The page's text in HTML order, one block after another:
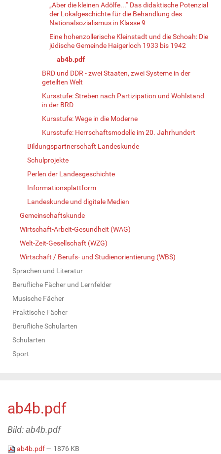
„Aber die kleinen Adölfe...“ Das didaktische Potenzial
der Lokalgeschichte für die Behandlung des
Nationalsozialismus in Klasse 9
Eine hohenzollerische Kleinstadt und die Schoah: Die
jüdische Gemeinde Haigerloch 1933 bis 1942
ab4b.pdf
BRD und DDR - zwei Staaten, zwei Systeme in der
geteilten Welt
Kursstufe: Streben nach Partizipation und Wohlstand
in der BRD
Kursstufe: Wege in die Moderne
Kursstufe: Herrschaftsmodelle im 20. Jahrhundert
Bildungspartnerschaft Landeskunde
Schulprojekte
Perlen der Landesgeschichte
Informationsplattform
Landeskunde und digitale Medien
Gemeinschaftskunde
Wirtschaft-Arbeit-Gesundheit (WAG)
Welt-Zeit-Gesellschaft (WZG)
Wirtschaft / Berufs- und Studienorientierung (WBS)
Sprachen und Literatur
Berufliche Fächer und Lernfelder
Musische Fächer
Praktische Fächer
Berufliche Schularten
Schularten
Sport
ab4b.pdf
Bild: ab4b.pdf
ab4b.pdf— 1876 KB